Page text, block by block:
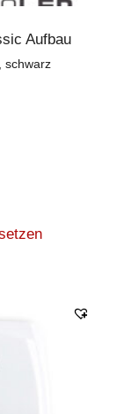
Aufbau
schwarz